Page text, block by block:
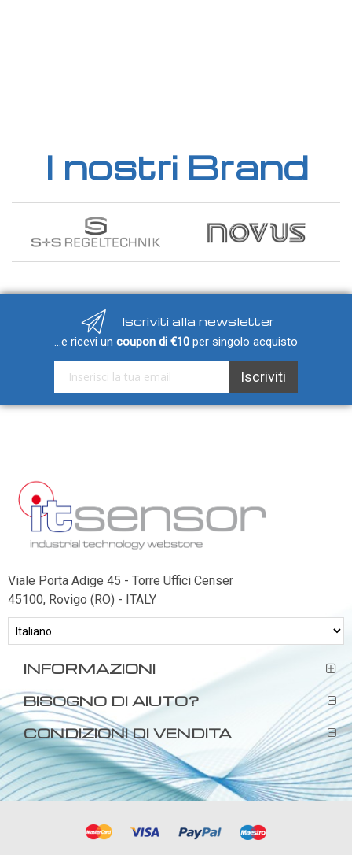
I nostri Brand
Iscriviti alla newsletter
...e ricevi un coupon di €10 per singolo acquisto
Iscriviti alla nostra Newsletter: Iscriviti
Viale Porta Adige 45 - Torre Uffici Censer
45100, Rovigo (RO) - ITALY
INFORMAZIONI
BISOGNO DI AIUTO?
CONDIZIONI DI VENDITA